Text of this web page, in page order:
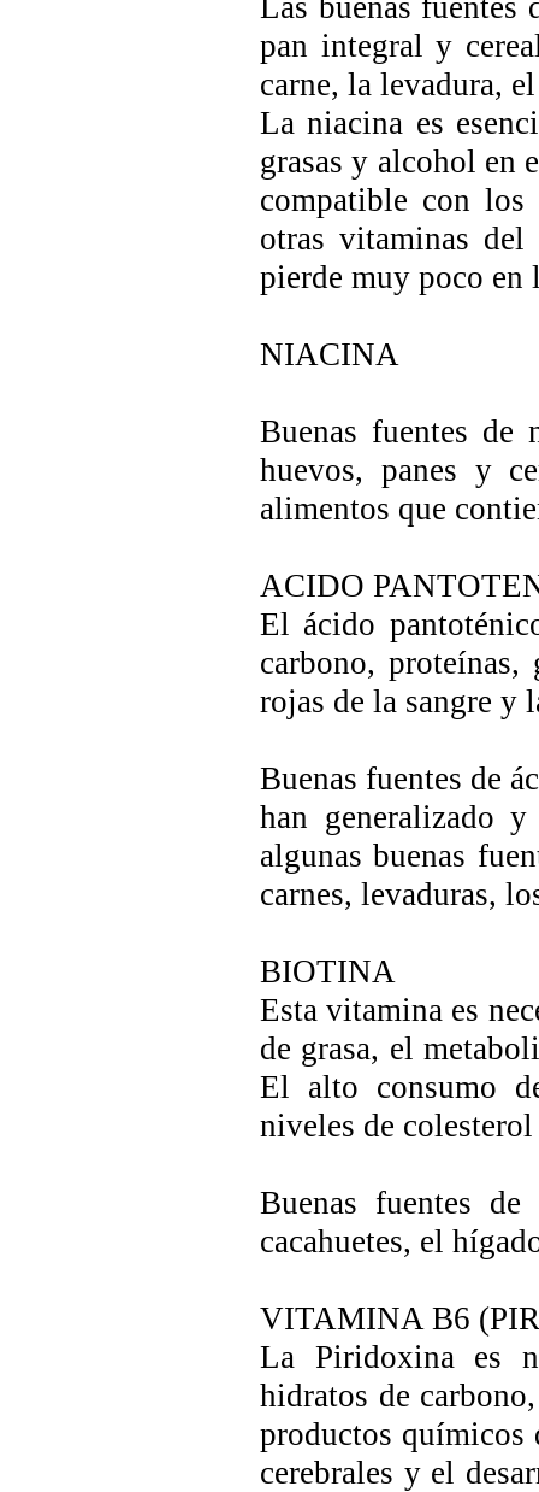
Las buenas
pan integral y
carne, la levadura,
La niacina es
grasas y alcohol en
compatible con
otras vitaminas
pierde muy poco en
NIACINA
Buenas fuentes de
huevos, panes y
alimentos que
ACIDO
El ácido
carbono,
rojas de la sangre y
Buenas fuentes de
han generalizado
algunas buenas
carnes, levaduras,
BIOTINA
Esta vitamina es
de grasa, el
El alto consumo
niveles de colesterol
Buenas fuentes
cacahuetes, el
VITAMINA B6
La Piridoxina es
hidratos de
productos químicos
cerebrales y el